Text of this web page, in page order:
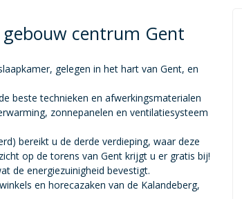
centrum Gent
gelegen in het hart van Gent, en
beste technieken en afwerkingsmaterialen
zonnepanelen en ventilatiesysteem
bereikt u de derde verdieping, waar deze
op de torens van Gent krijgt u er gratis bij!
de energiezuinigheid bevestigt.
en horecazaken van de Kalandeberg,